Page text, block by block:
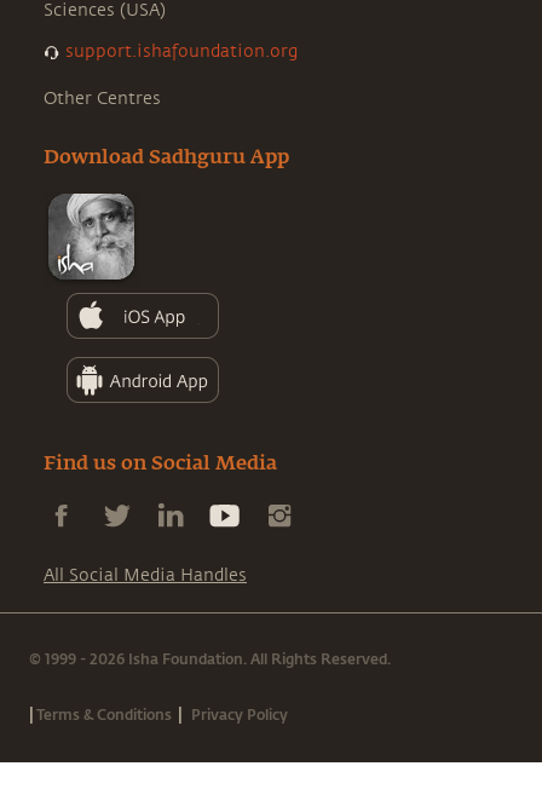
Sciences (USA)
support.ishafoundation.org
Other Centres
Download Sadhguru App
Find us on Social Media
All Social Media Handles
© 1999 - 2026 Isha Foundation. All Rights Reserved.
|Terms & Conditions | Privacy Policy